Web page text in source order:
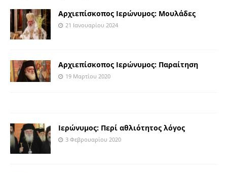
Αρχιεπίσκοπος Ιερώνυμος: Μουλάδες
21 Ιανουαρίου 2024
Αρχιεπίσκοπος Ιερώνυμος: Παραίτηση
19 Μαρτίου 2020
Ιερώνυμος: Περί αθλιότητος λόγος
3 Φεβρουαρίου 2020